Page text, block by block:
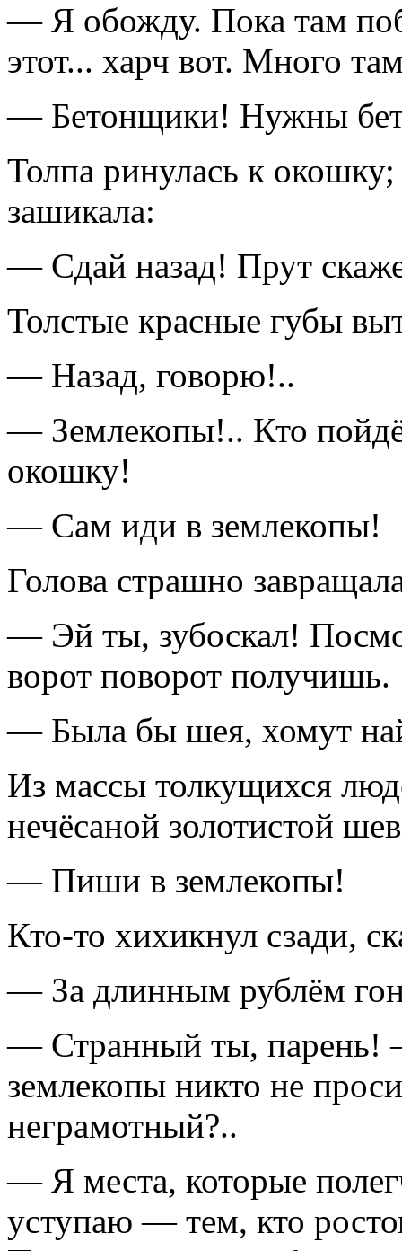
— Я обожду. Пока там
этот... харч вот. Много
— Бетонщики! Нужны
Толпа ринулась к окошку;
зашикала:
— Сдай назад! Прут
Толстые красные губы
— Назад, говорю!..
— Землекопы!.. Кто
окошку!
— Сам иди в землекопы!
Голова страшно
— Эй ты, зубоскал!
ворот поворот получишь.
— Была бы шея, хомут
Из массы толкущихся
нечёсаной золотистой
— Пиши в землекопы!
Кто-то хихикнул сзади,
— За длинным рублём
— Странный ты, парень!
землекопы никто не
неграмотный?..
— Я места, которые
уступаю — тем, кто